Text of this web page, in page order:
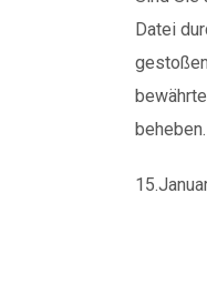
Datei
beheben.